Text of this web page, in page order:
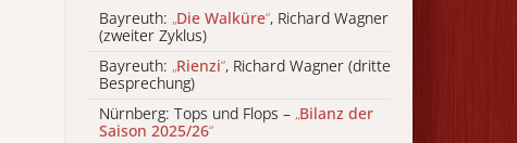
Bayreuth: „Die Walküre“, Richard Wagner
(zweiter Zyklus)
Bayreuth: „Rienzi“, Richard Wagner (dritte
Besprechung)
Nürnberg: Tops und Flops – „Bilanz der
Saison 2025/26“